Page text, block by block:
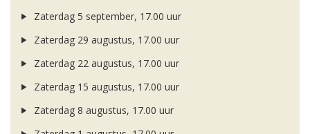
Zaterdag 5 september, 17.00 uur
Zaterdag 29 augustus, 17.00 uur
Zaterdag 22 augustus, 17.00 uur
Zaterdag 15 augustus, 17.00 uur
Zaterdag 8 augustus, 17.00 uur